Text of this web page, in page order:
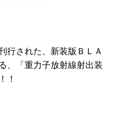
行された、新装版ＢＬＡ
、「重力子放射線射出装
！